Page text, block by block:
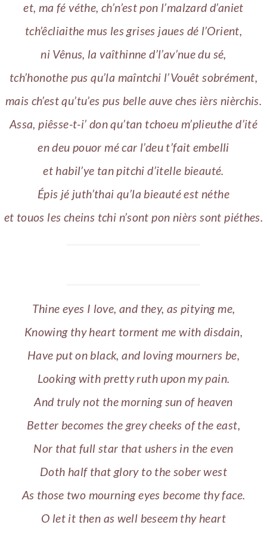
et, ma fé véthe, ch’n’est pon l’malzard d’aniet
tch’êcliaithe mus les grises jaues dé l’Orient,
ni Vênus, la vaîthinne d’l’av’nue du sé,
tch’honothe pus qu’la maîntchi l’Vouêt sobrément,
mais ch’est qu’tu’es pus belle auve ches ièrs nièrchis.
Assa, piêsse-t-i’ don qu’tan tchoeu m’plieuthe d’ité
en deu pouor mé car l’deu t’fait embelli
et habil’ye tan pitchi d’itelle bieauté.
Épis jé juth’thai qu’la bieauté est néthe
et touos les cheins tchi n’sont pon nièrs sont piéthes.
Thine eyes I love, and they, as pitying me,
Knowing thy heart torment me with disdain,
Have put on black, and loving mourners be,
Looking with pretty ruth upon my pain.
And truly not the morning sun of heaven
Better becomes the grey cheeks of the east,
Nor that full star that ushers in the even
Doth half that glory to the sober west
As those two mourning eyes become thy face.
O let it then as well beseem thy heart